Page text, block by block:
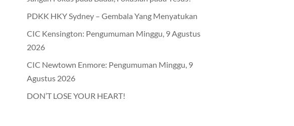
PDKK HKY Sydney – Gembala Yang Menyatukan
CIC Kensington: Pengumuman Minggu, 9 Agustus
2026
CIC Newtown Enmore: Pengumuman Minggu, 9
Agustus 2026
DON’T LOSE YOUR HEART!